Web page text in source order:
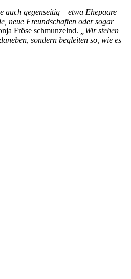
auch gegenseitig – etwa Ehepaare
neue Freundschaften oder sogar
Fröse schmunzelnd.
„Wir stehen
sondern begleiten so, wie es